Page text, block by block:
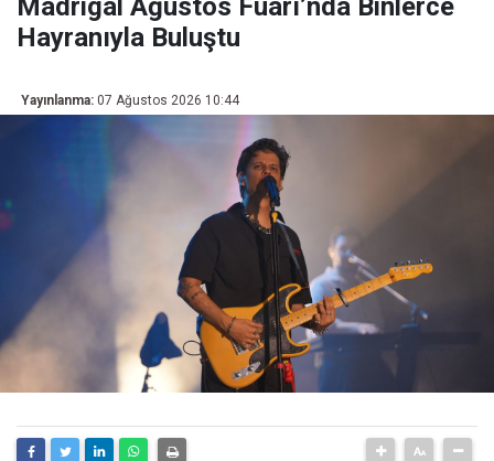
Madrigal Ağustos Fuarı’nda Binlerce
Hayranıyla Buluştu
Yayınlanma: 07 Ağustos 2026 10:44